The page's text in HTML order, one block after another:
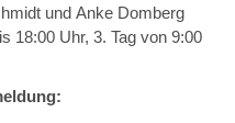
und Anke Domberg
18:00 Uhr, 3. Tag von 9:00